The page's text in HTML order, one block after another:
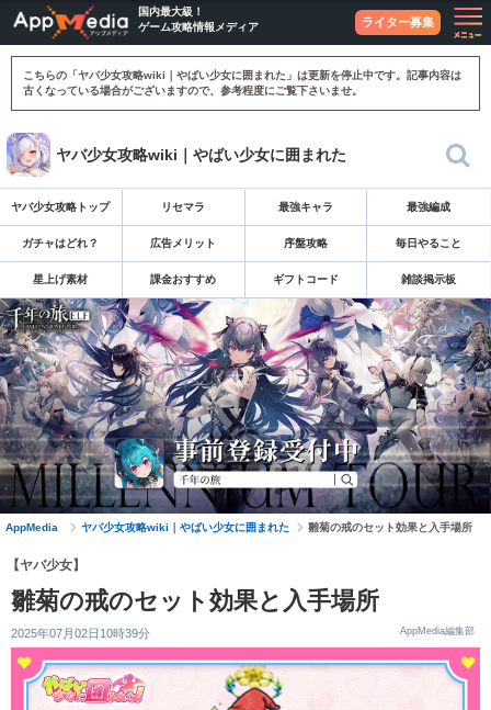
国内最大級！
ゲーム攻略情報メディア
ライター募集
こちらの「ヤバ少女攻略wiki｜やばい少女に囲まれた」は更新を停止中です。記事内容は
古くなっている場合がございますので、参考程度にご覧下さいませ。
ヤバ少女攻略wiki｜やばい少女に囲まれた
ヤバ少女攻略トップ リセマラ 最強キャラ 最強編成
ガチャはどれ？ 広告メリット 序盤攻略 毎日やること
星上げ素材 課金おすすめ ギフトコード 雑談掲示板
AppMedia ヤバ少女攻略wiki｜やばい少女に囲まれた 雛菊の戒のセット効果と入手場所
【ヤバ少女】
雛菊の戒のセット効果と入手場所
2025年07月02日10時39分 AppMedia編集部